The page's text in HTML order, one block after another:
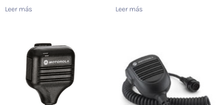
Leer más Leer más